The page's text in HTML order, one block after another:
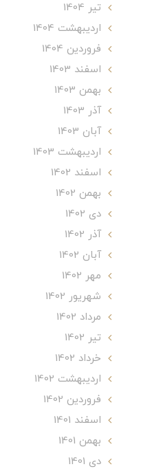
تير 1404
ارديبهشت 1404
فروردین 1404
اسفند 1403
بهمن 1403
آذر 1403
آبان 1403
ارديبهشت 1403
اسفند 1402
بهمن 1402
دی 1402
آذر 1402
آبان 1402
مهر 1402
شهریور 1402
مرداد 1402
تير 1402
خرداد 1402
ارديبهشت 1402
فروردین 1402
اسفند 1401
بهمن 1401
دی 1401